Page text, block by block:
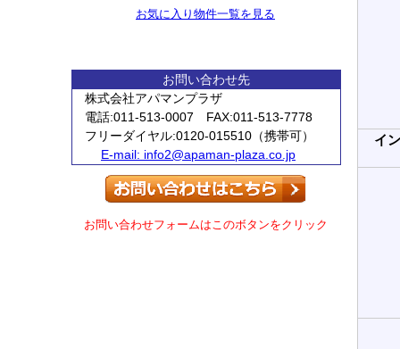
お気に入り物件一覧を見る
お問い合わせ先
株式会社アパマンプラザ
電話:011-513-0007 FAX:011-513-7778
フリーダイヤル:0120-015510（携帯可）
E-mail: info2@apaman-plaza.co.jp
お問い合わせフォームはこのボタンをクリック
イ